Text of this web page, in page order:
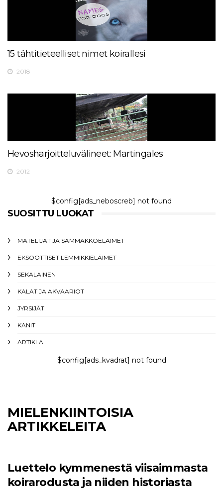
15 tähtitieteelliset nimet koirallesi
2018
Hevosharjoitteluvälineet: Martingales
2012
$config[ads_neboscreb] not found
SUOSITTU LUOKAT
MATELIJAT JA SAMMAKKOELÄIMET
EKSOOTTISET LEMMIKKIELÄIMET
SEKALAINEN
KALAT JA AKVAARIOT
JYRSIJÄT
KANIT
ARTIKLA
$config[ads_kvadrat] not found
MIELENKIINTOISIA
ARTIKKELEITA
Luettelo kymmenestä viisaimmasta
koirarodusta ja niiden historiasta